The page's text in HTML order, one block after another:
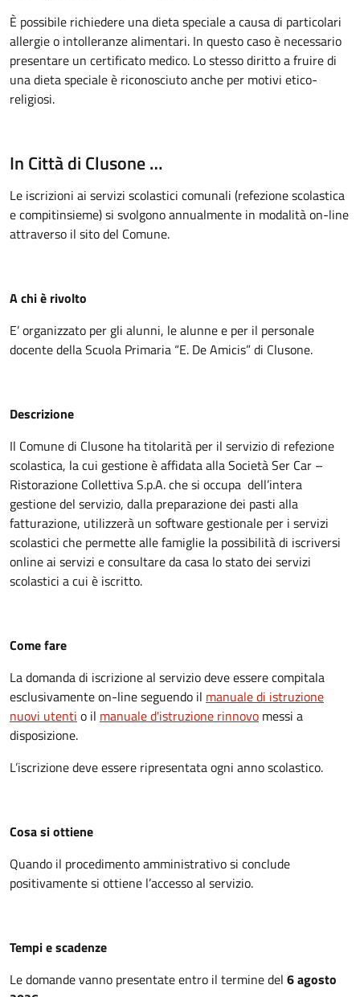
È possibile richiedere una dieta speciale a causa di particolari
allergie o intolleranze alimentari. In questo caso è necessario
presentare un certificato medico. Lo stesso diritto a fruire di
una dieta speciale è riconosciuto anche per motivi etico-
religiosi.
In Città di Clusone …
Le iscrizioni ai servizi scolastici comunali (refezione scolastica
e compitinsieme) si svolgono annualmente in modalità on-line
attraverso il sito del Comune.
A chi è rivolto
E’ organizzato per gli alunni, le alunne e per il personale
docente della Scuola Primaria “E. De Amicis” di Clusone.
Descrizione
Il Comune di Clusone ha titolarità per il servizio di refezione
scolastica, la cui gestione è affidata alla Società Ser Car –
Ristorazione Collettiva S.p.A. che si occupa dell’intera
gestione del servizio, dalla preparazione dei pasti alla
fatturazione, utilizzerà un software gestionale per i servizi
scolastici che permette alle famiglie la possibilità di iscriversi
online ai servizi e consultare da casa lo stato dei servizi
scolastici a cui è iscritto.
Come fare
La domanda di iscrizione al servizio deve essere compitala
esclusivamente on-line seguendo il manuale di istruzione
nuovi utenti o il manuale d'istruzione rinnovo messi a
disposizione.
L’iscrizione deve essere ripresentata ogni anno scolastico.
Cosa si ottiene
Quando il procedimento amministrativo si conclude
positivamente si ottiene l’accesso al servizio.
Tempi e scadenze
Le domande vanno presentate entro il termine del 6 agosto